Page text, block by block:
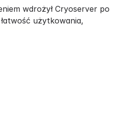
wdrożył Cryoserver po
użytkowania,